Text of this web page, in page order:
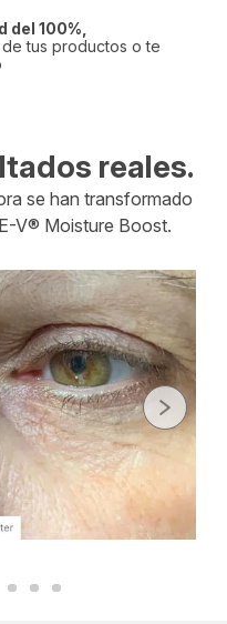
del 100%,
tus productos o te
reales.
se han transformado
V® Moisture Boost.